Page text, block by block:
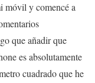
móvil y comencé a
que añadir que
es absolutamente
cuadrado que he